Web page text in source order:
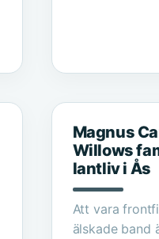
Magnus
Willows
lantliv i Ås
Att vara
älskade band